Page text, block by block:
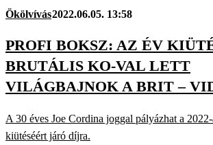
Ökölvívás2022.06.05. 13:58
PROFI BOKSZ: AZ ÉV
BRUTÁLIS KO-VAL LETT
VILÁGBAJNOK A BRIT –
A 30 éves Joe Cordina joggal pályázhat a
kiütéséért járó díjra.